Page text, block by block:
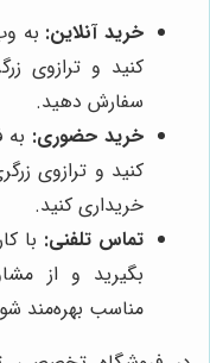
خرید آنلاین: به
کنید و ترازوی
سفارش دهید.
خرید حضوری:
کنید و ترازوی
خریداری کنید.
تماس تلفنی: با
بگیرید و از
مناسب بهره‌مند